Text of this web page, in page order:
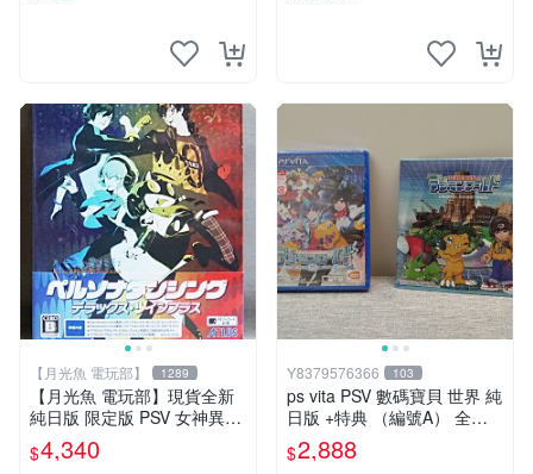
【月光魚 電玩部】 1289
【月光魚 電玩部】現貨全新
純日版 限定版 PSV 女神異聞
錄熱舞 雙重加值包 雙重plus
星夜熱舞 月夜熱舞
$4,340
Y8379576366 103
ps vita PSV 數碼寶貝 世界 純
日版 +特典 （編號A） 全新
未拆
$2,888